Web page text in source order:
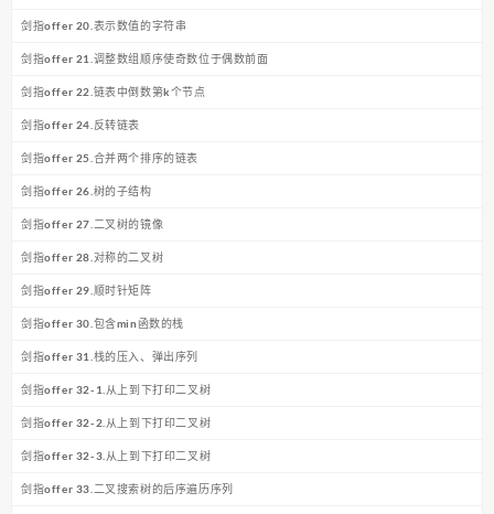
剑指offer 20.表示数值的字符串
剑指offer 21.调整数组顺序使奇数位于偶数前面
剑指offer 22.链表中倒数第k个节点
剑指offer 24.反转链表
剑指offer 25.合并两个排序的链表
剑指offer 26.树的子结构
剑指offer 27.二叉树的镜像
剑指offer 28.对称的二叉树
剑指offer 29.顺时针矩阵
剑指offer 30.包含min函数的栈
剑指offer 31.栈的压入、弹出序列
剑指offer 32-1.从上到下打印二叉树
剑指offer 32-2.从上到下打印二叉树
剑指offer 32-3.从上到下打印二叉树
剑指offer 33.二叉搜索树的后序遍历序列